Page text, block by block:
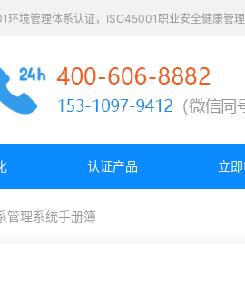
境管理体系认证，ISO45001职业安全健康管
认证产品 立
管理系统手册簿